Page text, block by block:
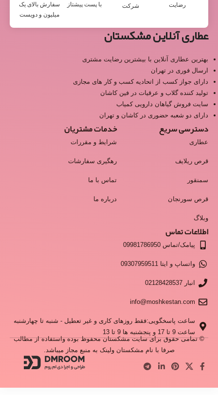
رضایت
شرکت
با پست پیشتاز
سفارش بالای یک
میلیون و دویست
عطاری آنلاین مشکستان
بهترین عطاری آنلاین با بیشترین رضایت مشتری
ارسال فوری در تهران
دارای جواز کسب از اتحادیه کسب و کار های مجازی
تولید کننده گلاب و عرقیات در فین کاشان
سایت فروش گیاهان دارویی کمیاب
دارای دو شعبه حضوری در کاشان و تهران
دسترسی سریع
عطاری
قرص ریلایف
سمنقور
قرص سورنجان
وبلاگ
خدمات مشتریان
شرایط و مقررات
رهگیری سفارشات
تماس با ما
درباره ما
اطلاعات تماس
پیامک/تماس 09981786950
واتساپ و ایتا 09307959511
انبار 02128428537
info@moshkestan.com
ساعت پاسخگویی:فقط روزهای کاری و غیر تعطیل - شنبه تا چهارشنبه
ساعت 9 تا 17 و پنجشنبه ها 9 تا 13
© تمامی حقوق برای سایت مشکستان محفوظ بوده واستفاده از مطالب
صرفا با نام مشکستان ولینک به منبع مجاز میباشد.